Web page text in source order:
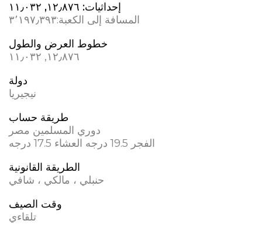
إحداثيات: ١٢٫٨٧٦, ١١٫٠٣٢
المسافة إلى الكعبة:٣٬١٩٧٫٣٩٣
خطوط العرض والطول
١٢٫٨٧٦, ١١٫٠٣٢
دولة
نيجيريا
طريقة حساب
دوري المسلمين مصر
الفجر 19.5 درجه العشاء 17.5 درجه
الطريقة القانونية
حنبلي ، مالكي ، شافي
وقت الصيف
تلقاءي